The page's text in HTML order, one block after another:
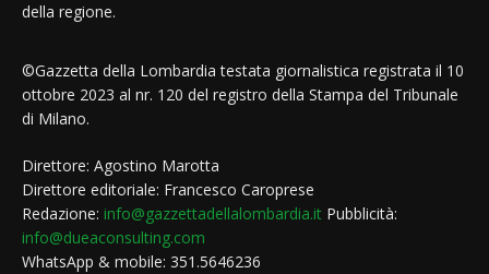
della regione.
©Gazzetta della Lombardia testata giornalistica registrata il 10
ottobre 2023 al nr. 120 del registro della Stampa del Tribunale
di Milano.
Direttore: Agostino Marotta
Direttore editoriale: Francesco Caroprese
Redazione: info@gazzettadellalombardia.it Pubblicità:
info@dueaconsulting.com
WhatsApp & mobile: 351.5646236